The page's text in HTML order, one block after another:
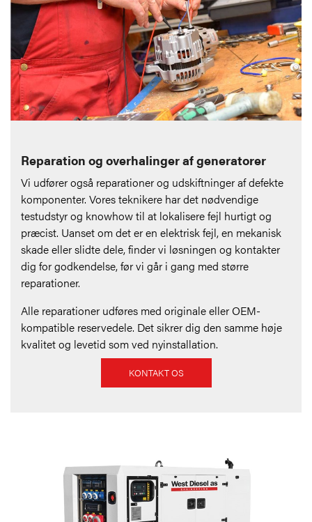
Reparation og overhalinger af generatorer
Vi udfører også reparationer og udskiftninger af defekte
komponenter. Vores teknikere har det nødvendige
testudstyr og knowhow til at lokalisere fejl hurtigt og
præcist. Uanset om det er en elektrisk fejl, en mekanisk
skade eller slidte dele, finder vi løsningen og kontakter
dig for godkendelse, før vi går i gang med større
reparationer.
Alle reparationer udføres med originale eller OEM-
kompatible reservedele. Det sikrer dig den samme høje
kvalitet og levetid som ved nyinstallation.
KONTAKT OS